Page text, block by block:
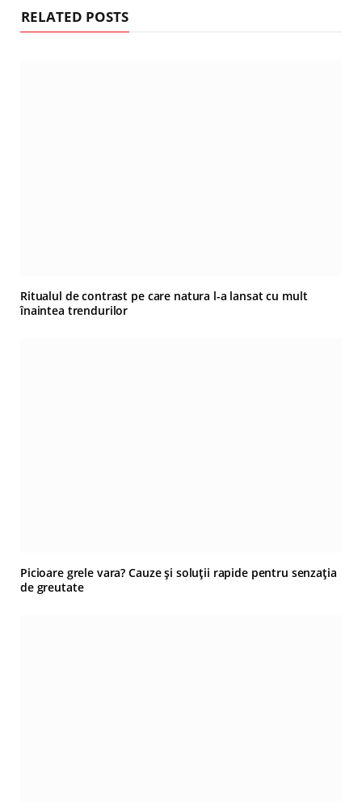
RELATED POSTS
Ritualul de contrast pe care natura l-a lansat cu mult
înaintea trendurilor
Picioare grele vara? Cauze și soluții rapide pentru senzația
de greutate